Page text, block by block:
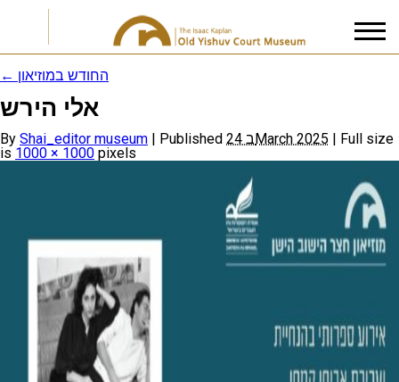
I accept thePrivacy Policy
← החודש במוזיאון
אלי הירש
By Shai_editor museum | Published 24 בMarch 2025 | Full size
is 1000 × 1000 pixels